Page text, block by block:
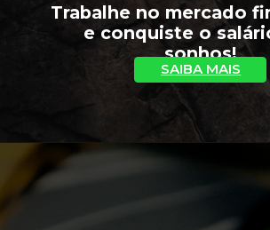
Trabalhe no mercado
e conquiste o
sonhos!
SAIBA MAIS